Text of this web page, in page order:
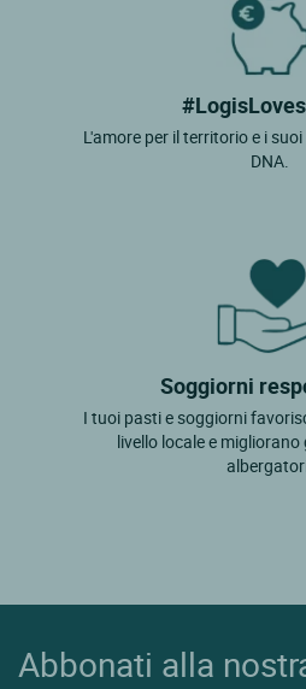
L'amore per il territorio e i
DNA.
Soggiorni
I tuoi pasti e soggiorni
livello locale e
Abbonati alla